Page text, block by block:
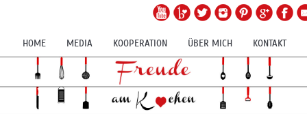
HOME MEDIA KOOPERATION ÜBER MICH KONTAKT